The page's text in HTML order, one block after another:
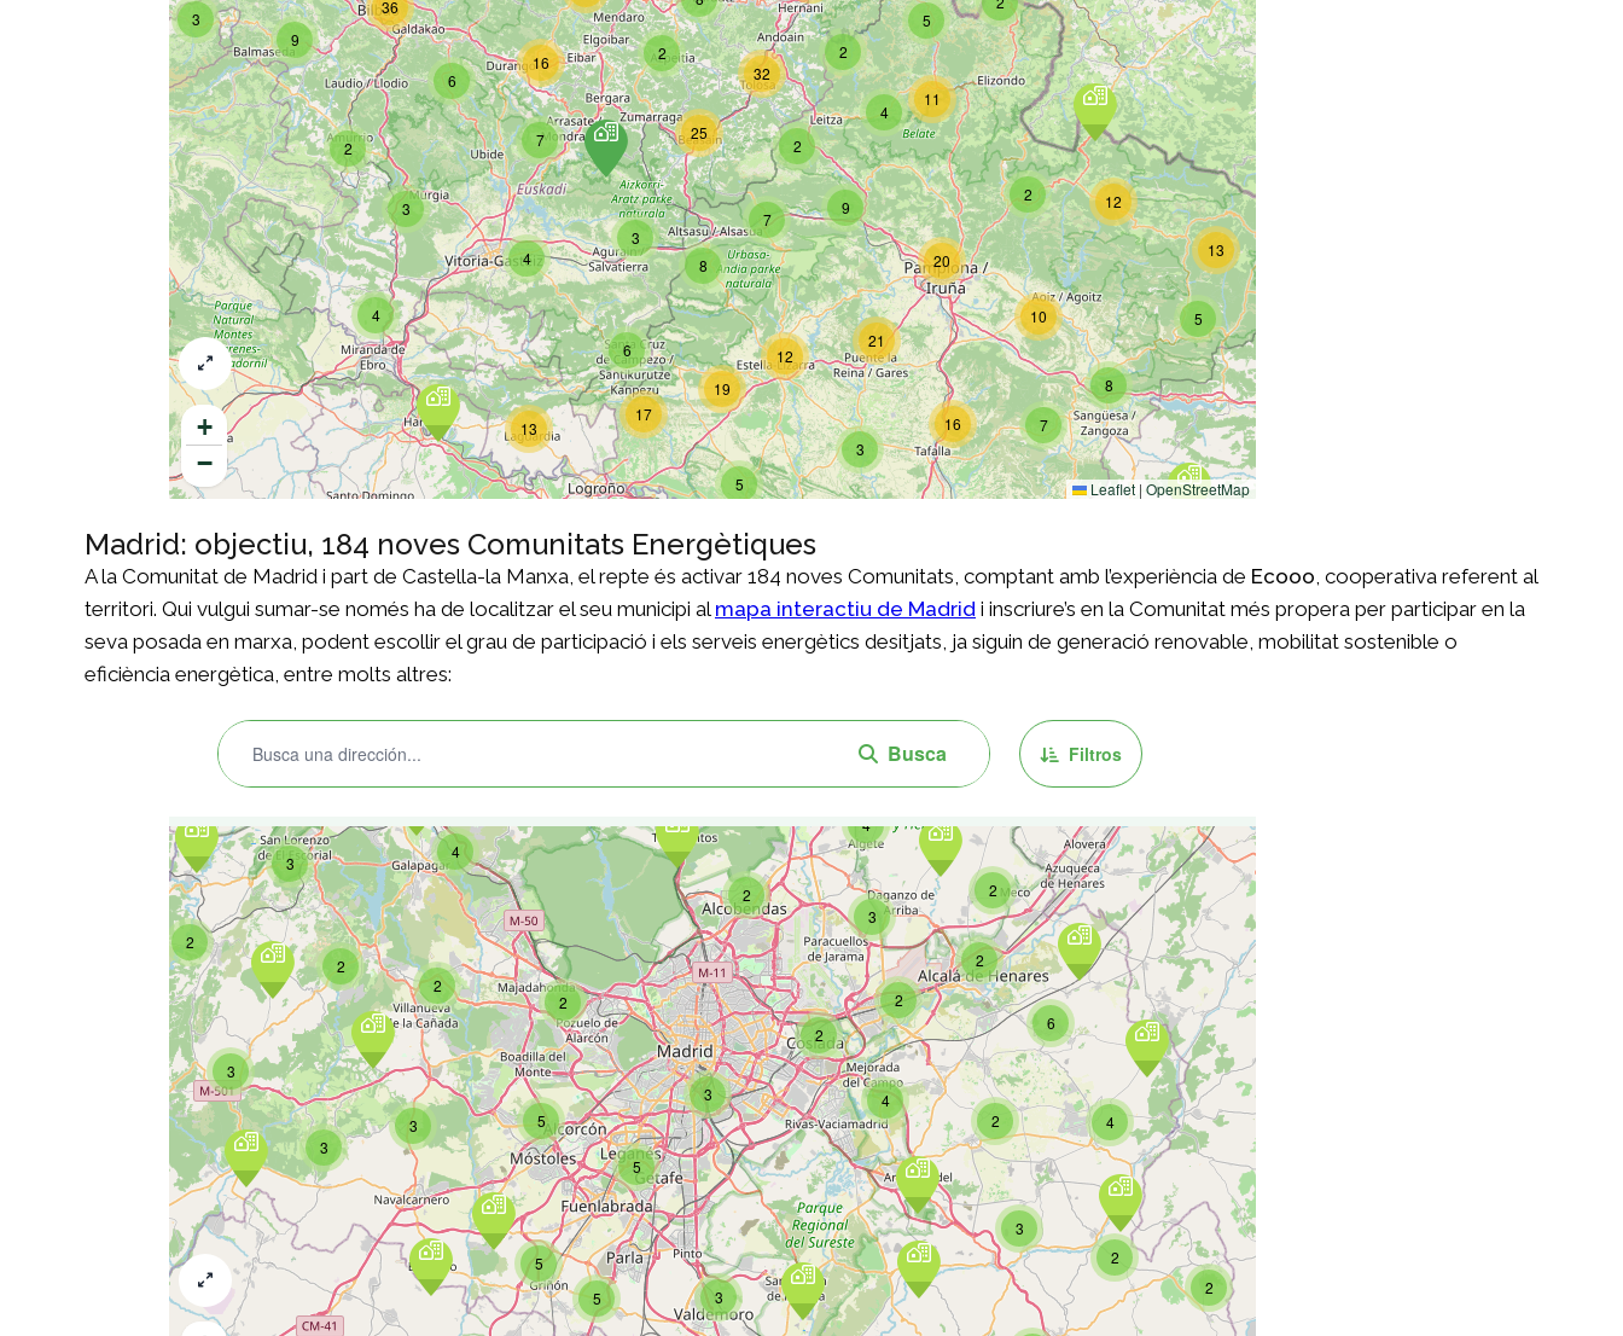
Madrid: objectiu, 184 noves Comunitats Energètiques
A la Comunitat de Madrid i part de Castella-la Manxa, el repte és activar 184 noves Comunitats, comptant amb l’experiència de Ecooo , cooperativa referent al
territori. Qui vulgui sumar-se només ha de localitzar el seu municipi al mapa interactiu de Madrid i inscriure’s en la Comunitat més propera per participar en la
seva posada en marxa, podent escollir el grau de participació i els serveis energètics desitjats, ja siguin de generació renovable, mobilitat sostenible o
eficiència energètica, entre molts altres: